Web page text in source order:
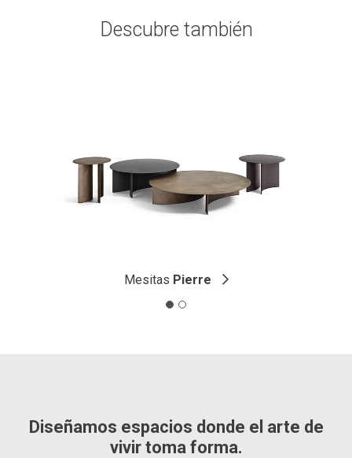
Descubre también
Mesitas Pierre
Diseñamos espacios donde el arte de
vivir toma forma.